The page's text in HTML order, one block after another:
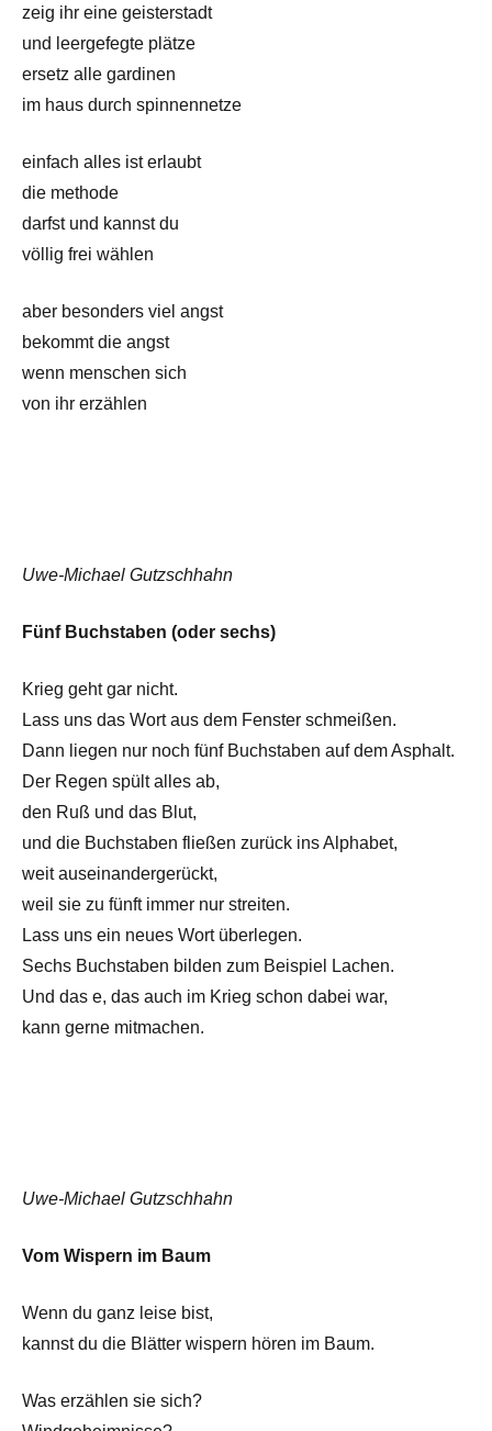
zeig ihr eine geisterstadt
und leergefegte plätze
ersetz alle gardinen
im haus durch spinnennetze
einfach alles ist erlaubt
die methode
darfst und kannst du
völlig frei wählen
aber besonders viel angst
bekommt die angst
wenn menschen sich
von ihr erzählen
Uwe-Michael Gutzschhahn
Fünf Buchstaben (oder sechs)
Krieg geht gar nicht.
Lass uns das Wort aus dem Fenster schmeißen.
Dann liegen nur noch fünf Buchstaben auf dem Asphalt.
Der Regen spült alles ab,
den Ruß und das Blut,
und die Buchstaben fließen zurück ins Alphabet,
weit auseinandergerückt,
weil sie zu fünft immer nur streiten.
Lass uns ein neues Wort überlegen.
Sechs Buchstaben bilden zum Beispiel Lachen.
Und das e, das auch im Krieg schon dabei war,
kann gerne mitmachen.
Uwe-Michael Gutzschhahn
Vom Wispern im Baum
Wenn du ganz leise bist,
kannst du die Blätter wispern hören im Baum.
Was erzählen sie sich?